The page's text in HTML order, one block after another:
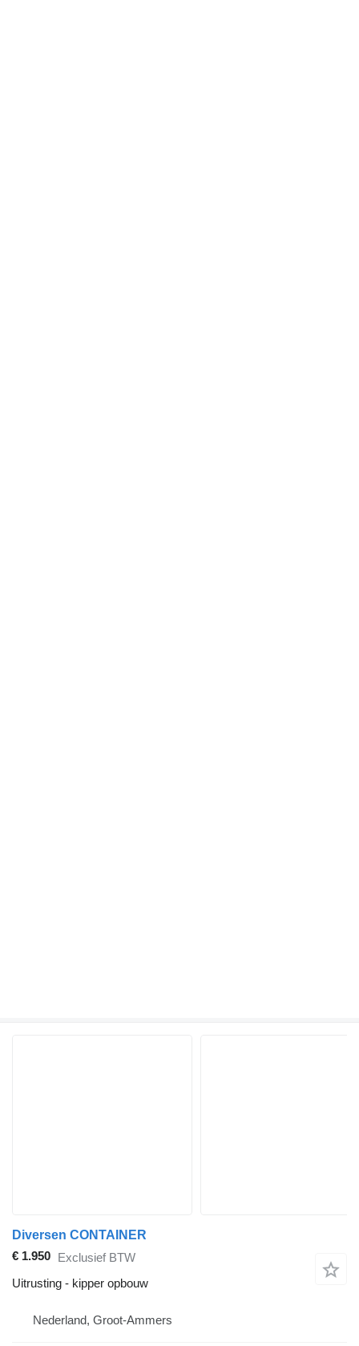
Diversen CONTAINER
€ 1.950 Exclusief BTW
Uitrusting - kipper opbouw
Nederland, Groot-Ammers